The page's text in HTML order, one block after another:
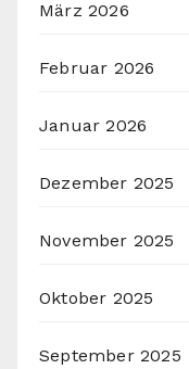
März 2026
Februar 2026
Januar 2026
Dezember 2025
November 2025
Oktober 2025
September 2025